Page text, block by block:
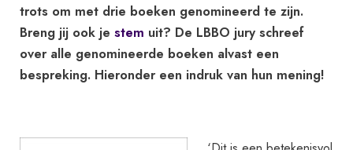
trots om met drie boeken genomineerd te zijn.
Breng jij ook jestem uit? De LBBO jury schreef
over alle genomineerde boeken alvast een
bespreking. Hieronder een indruk van hun mening!